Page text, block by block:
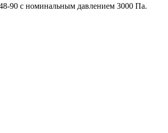
90 с номинальным давлением 3000 Па.